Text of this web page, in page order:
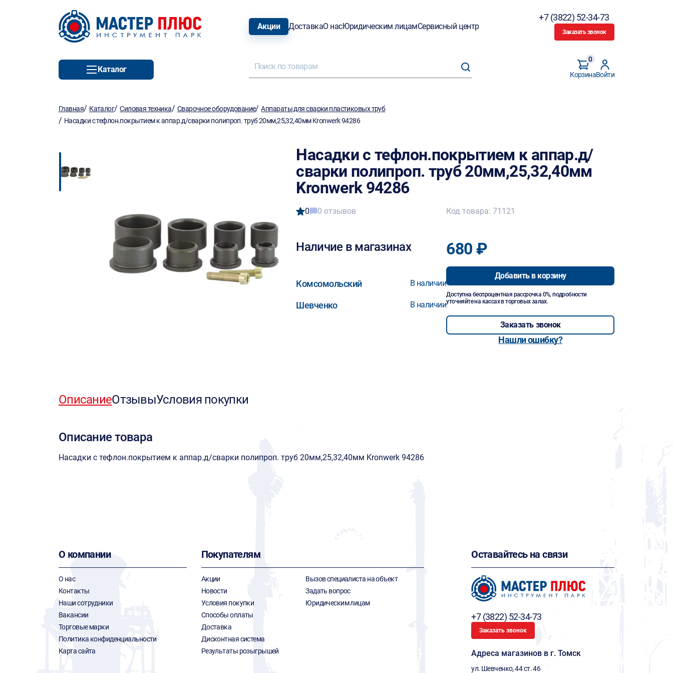
Акции ДоставкаО насЮридическим лицамСервисный центр
+7 (3822) 52-34-73
Заказать звонок
Каталог
Корзина
0
Войти
Главная/ Каталог/Силовая техника/ Сварочное оборудование/Аппараты для сварки пластиковых труб
/ Насадки с тефлон.покрытием к аппар.д/сварки полипроп. труб 20мм,25,32,40мм Kronwerk 94286
Насадки с тефлон.покрытием к аппар.д/
сварки полипроп. труб 20мм,25,32,40мм
Kronwerk 94286
0 0 отзывов
Наличие в магазинах
Комсомольский В наличии
Шевченко В наличии
Код товара: 71121
680 ₽
Добавить в корзину
Доступна беспроцентная рассрочка 0%, подробности
уточняйте на кассах в торговых залах.
Заказать звонок
Нашли ошибку?
ОписаниеОтзывыУсловия покупки
Описание товара
Насадки с тефлон.покрытием к аппар.д/сварки полипроп. труб 20мм,25,32,40мм Kronwerk 94286
О компании
О нас
Контакты
Наши сотрудники
Вакансии
Торговые марки
Политика конфиденциальности
Карта сайта
Покупателям
Акции
Новости
Условия покупки
Способы оплаты
Доставка
Дисконтная система
Результаты розыгрышей
Вызов специалиста на объект
Задать вопрос
Юридическим лицам
Оставайтесь на связи
+7 (3822) 52-34-73
Заказать звонок
Адреса магазинов в г. Томск
ул. Шевченко, 44 ст. 46